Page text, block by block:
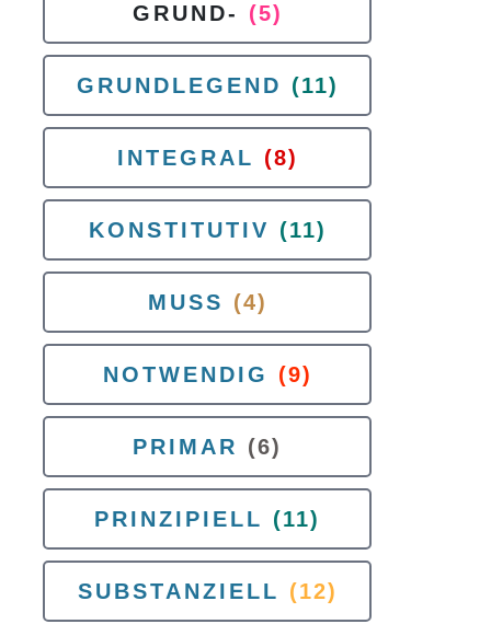
GRUND- (5)
GRUNDLEGEND (11)
INTEGRAL (8)
KONSTITUTIV (11)
MUSS (4)
NOTWENDIG (9)
PRIMAR (6)
PRINZIPIELL (11)
SUBSTANZIELL (12)